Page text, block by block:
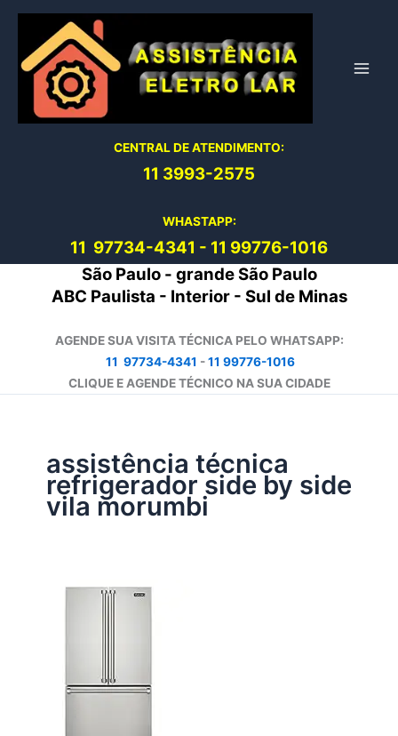
conteúdo
CENTRAL DE ATENDIMENTO:
11 3993-2575
WHASTAPP:
11 97734-4341 - 11 99776-1016
São Paulo - grande São Paulo
ABC Paulista - Interior - Sul de Minas
AGENDE SUA VISITA TÉCNICA PELO WHATSAPP:
11 97734-4341 -11 99776-1016
CLIQUE E AGENDE TÉCNICO NA SUA CIDADE
assistência técnica
refrigerador side by side
vila morumbi